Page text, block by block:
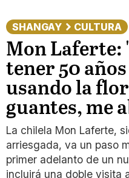
SHANGAY CULTURA
Mon Laferte:
tener 50
usando la
guantes, me
La chilela Mon Laferte,
arriesgada, va un paso
primer adelanto de un
incluirá una doble visita